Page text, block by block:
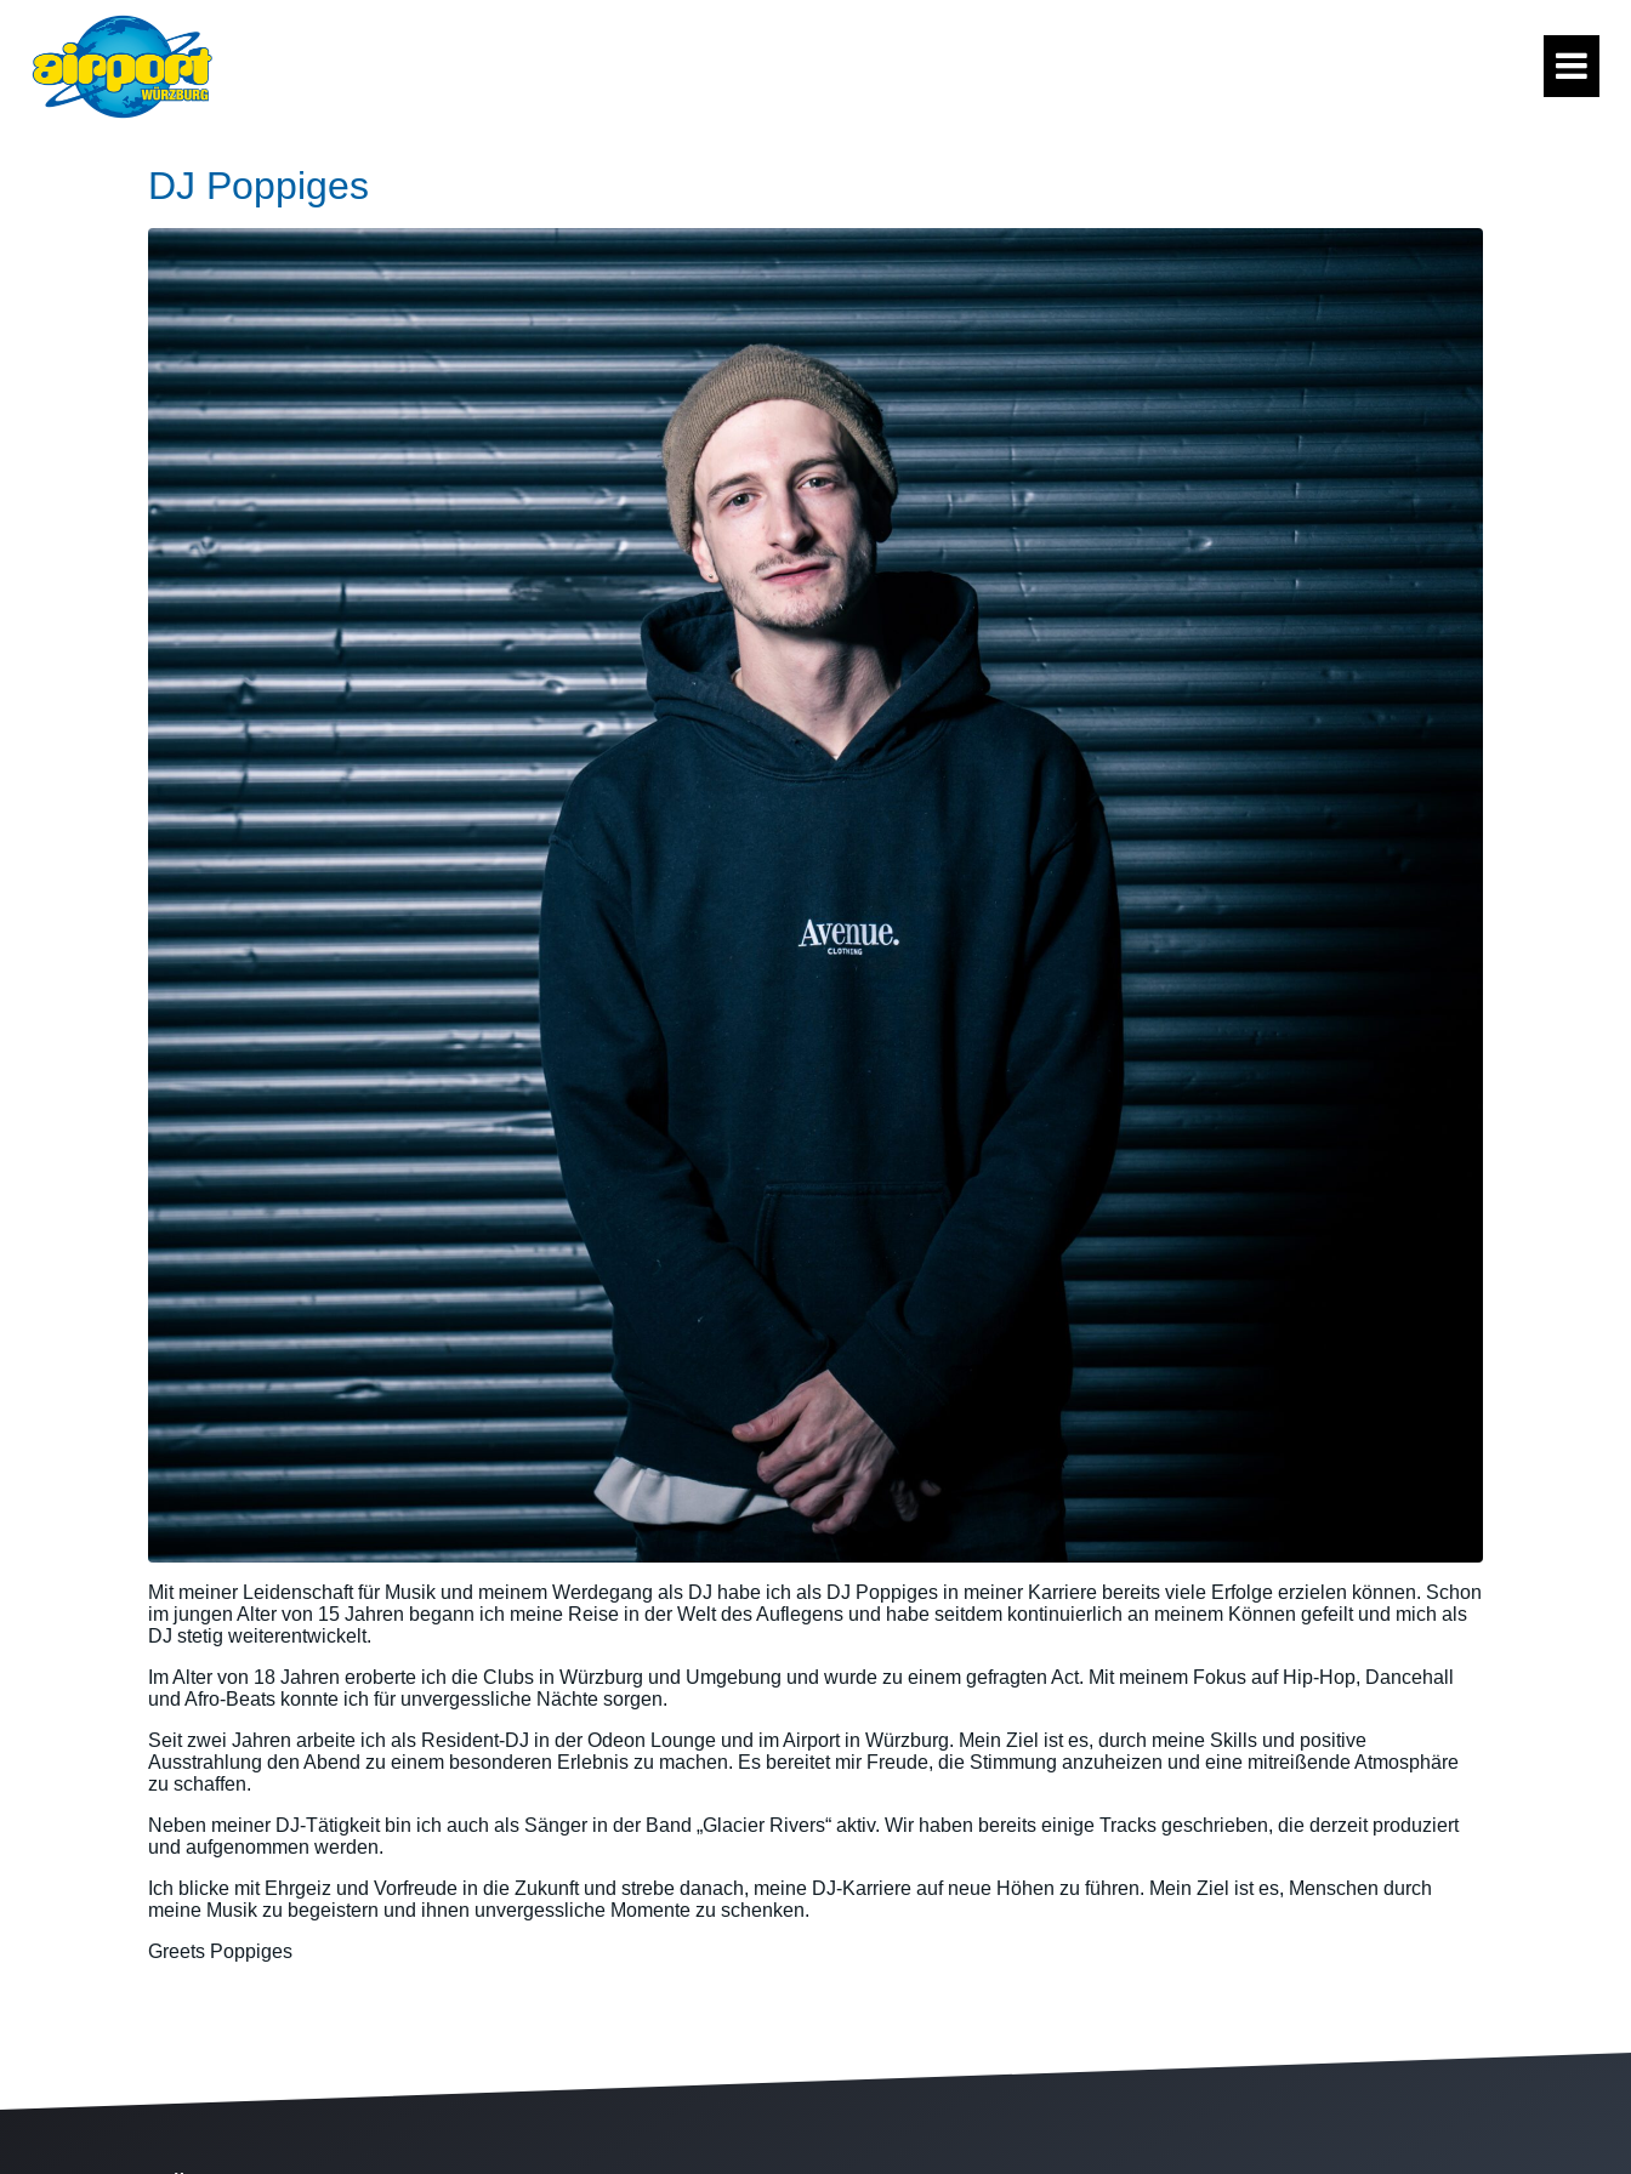
DJ Poppiges
Mit meiner Leidenschaft für Musik und meinem Werdegang als DJ habe ich als DJ Poppiges in meiner Karriere bereits viele Erfolge erzielen können. Schon
im jungen Alter von 15 Jahren begann ich meine Reise in der Welt des Auflegens und habe seitdem kontinuierlich an meinem Können gefeilt und mich als
DJ stetig weiterentwickelt.
Im Alter von 18 Jahren eroberte ich die Clubs in Würzburg und Umgebung und wurde zu einem gefragten Act. Mit meinem Fokus auf Hip-Hop, Dancehall
und Afro-Beats konnte ich für unvergessliche Nächte sorgen.
Seit zwei Jahren arbeite ich als Resident-DJ in der Odeon Lounge und im Airport in Würzburg. Mein Ziel ist es, durch meine Skills und positive
Ausstrahlung den Abend zu einem besonderen Erlebnis zu machen. Es bereitet mir Freude, die Stimmung anzuheizen und eine mitreißende Atmosphäre
zu schaffen.
Neben meiner DJ-Tätigkeit bin ich auch als Sänger in der Band „Glacier Rivers“ aktiv. Wir haben bereits einige Tracks geschrieben, die derzeit produziert
und aufgenommen werden.
Ich blicke mit Ehrgeiz und Vorfreude in die Zukunft und strebe danach, meine DJ-Karriere auf neue Höhen zu führen. Mein Ziel ist es, Menschen durch
meine Musik zu begeistern und ihnen unvergessliche Momente zu schenken.
Greets Poppiges